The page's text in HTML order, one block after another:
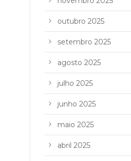
outubro 2025
setembro 2025
agosto 2025
julho 2025
junho 2025
maio 2025
abril 2025